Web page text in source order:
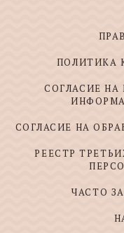
ПОЛИТИКА
СОГЛАСИЕ НА
СОГЛАСИЕ НА
РЕЕСТР
ЧАСТО